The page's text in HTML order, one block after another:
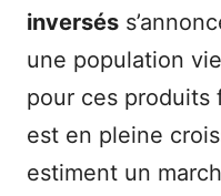
inversés
une population
pour ces produits
est en pleine
estiment un